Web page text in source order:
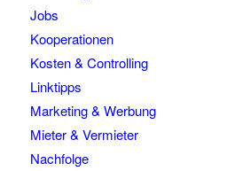
Jobs
Kooperationen
Kosten & Controlling
Linktipps
Marketing & Werbung
Mieter & Vermieter
Nachfolge